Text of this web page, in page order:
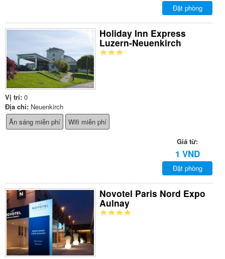
Đặt phòng
Holiday Inn Express
Luzern-Neuenkirch
Vị trí: 0
Địa chỉ: Neuenkirch
Ăn sáng miễn phí
Wifi miễn phí
Giá từ:
1 VND
Đặt phòng
Novotel Paris Nord Expo
Aulnay